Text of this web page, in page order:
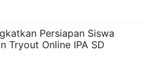
Persiapan Siswa
Tryout Online IPA SD